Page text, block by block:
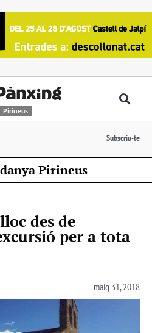
Pirineus
Subscriu-te
Pirineus
des de
per a tota
maig 31, 2018